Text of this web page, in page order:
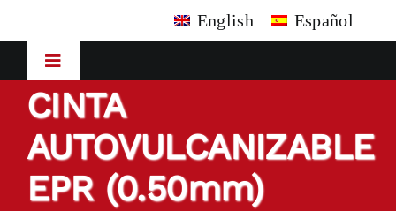
English Español
Toggle
Navigation
Inicio
Empresa
CINTA
AUTOVULCANIZABLE
EPR (0.50mm)